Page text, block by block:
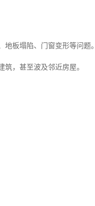
板塌陷、门窗变形等问题。
，甚至波及邻近房屋。